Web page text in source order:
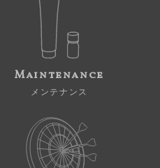
Maintenance
メンテナンス